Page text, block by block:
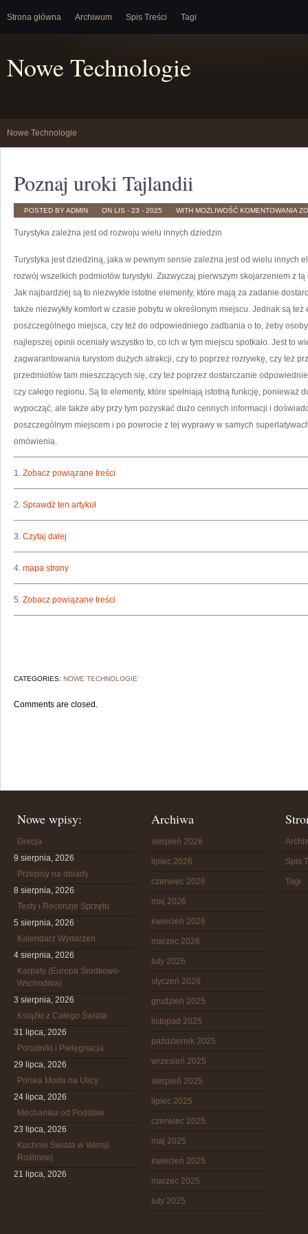
Strona główna Archiwum Spis Treści Tagi
Nowe Technologie
Nowe Technologie
Poznaj uroki Tajlandii
POSTED BY ADMIN ON LIS - 23 - 2025 WITH MOŻLIWOŚĆ KOMENTOWANIA
Turystyka zależna jest od rozwoju wielu innych dziedzin
Turystyka jest dziedziną, jaka w pewnym sensie zależna jest od wielu innych
rozwój wszelkich podmiotów turystyki. Zazwyczaj pierwszym skojarzeniem z
Jak najbardziej są to niezwykle istotne elementy, które mają za zadanie
także niezwykły komfort w czasie pobytu w określonym miejscu. Jednak są
poszczególnego miejsca, czy też do odpowiedniego zadbania o to, żeby
najlepszej opinii oceniały wszystko to, co ich w tym miejscu spotkało. Jest to
zagwarantowania turystom dużych atrakcji, czy to poprzez rozrywkę, czy też
przedmiotów tam mieszczących się, czy też poprzez dostarczanie
czy całego regionu. Są to elementy, które spełniają istotną funkcję, ponieważ
wypocząć, ale także aby przy tym pozyskać dużo cennych informacji i
poszczególnym miejscem i po powrocie z tej wyprawy w samych
omówienia.
1. Zobacz powiązane treści
2. Sprawdź ten artykuł
3. Czytaj dalej
4. mapa strony
5. Zobacz powiązane treści
CATEGORIES: NOWE TECHNOLOGIE
Comments are closed.
Nowe wpisy:
Grecja
9 sierpnia, 2026
Przepisy na obiady
8 sierpnia, 2026
Testy i Recenzje Sprzętu
5 sierpnia, 2026
Kalendarz Wydarzeń
4 sierpnia, 2026
Karpaty (Europa Środkowo-
Wschodnia)
3 sierpnia, 2026
Książki z Całego Świata
31 lipca, 2026
Poradniki i Pielęgnacja
29 lipca, 2026
Polska Moda na Ulicy
24 lipca, 2026
Mechanika od Podstaw
23 lipca, 2026
Kuchnie Świata w Wersji
Roślinnej
21 lipca, 2026
Archiwa
sierpień 2026
lipiec 2026
czerwiec 2026
maj 2026
kwiecień 2026
marzec 2026
luty 2026
styczeń 2026
grudzień 2025
listopad 2025
październik 2025
wrzesień 2025
sierpień 2025
lipiec 2025
czerwiec 2025
maj 2025
kwiecień 2025
marzec 2025
luty 2025
Spis
Tagi